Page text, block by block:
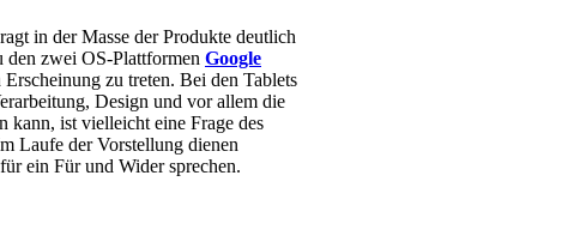
in der Masse der Produkte deutlich
den zwei OS-Plattformen Google
zu treten. Bei den Tablets
Design und vor allem die
kann, ist vielleicht eine Frage des
Laufe der Vorstellung dienen
ein Für und Wider sprechen.